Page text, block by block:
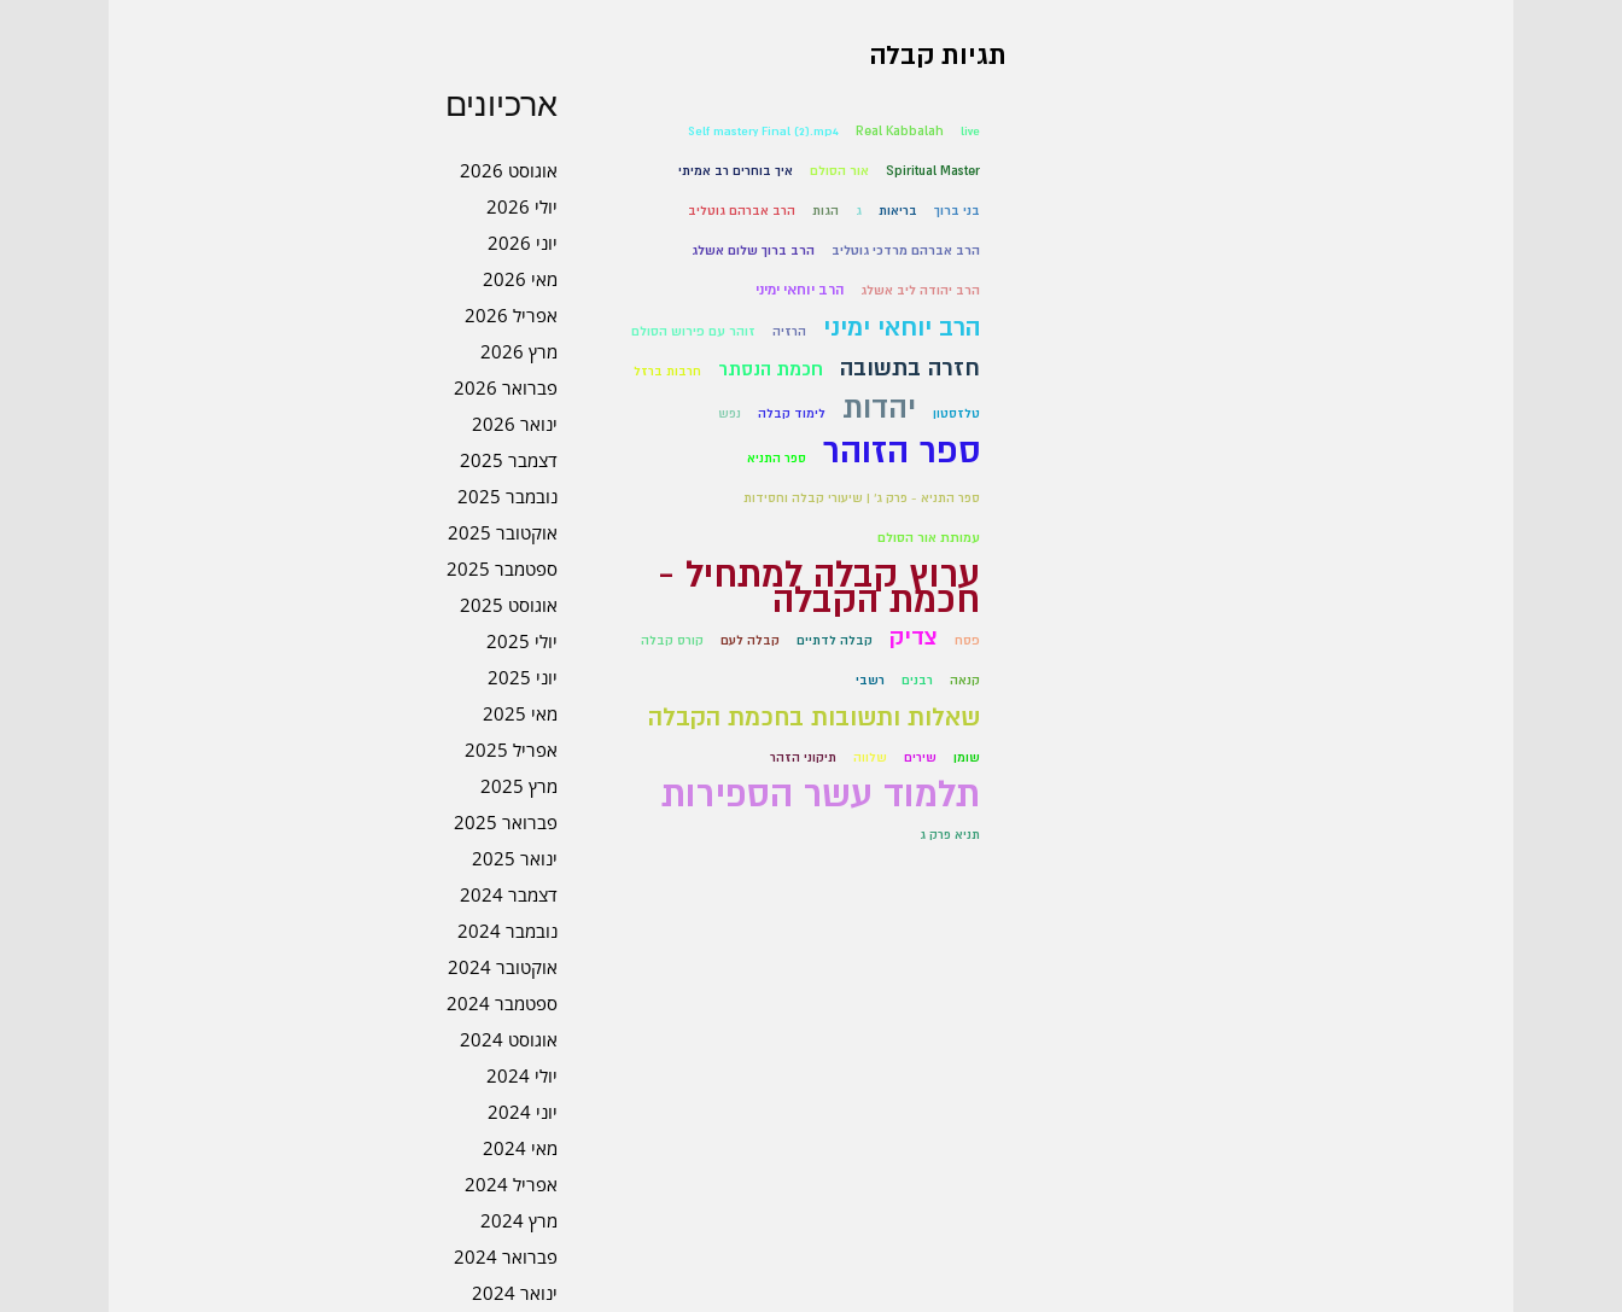
ארכיונים
אוגוסט 2026
יולי 2026
יוני 2026
מאי 2026
אפריל 2026
מרץ 2026
פברואר 2026
ינואר 2026
דצמבר 2025
נובמבר 2025
אוקטובר 2025
ספטמבר 2025
אוגוסט 2025
יולי 2025
יוני 2025
מאי 2025
אפריל 2025
מרץ 2025
פברואר 2025
ינואר 2025
דצמבר 2024
נובמבר 2024
אוקטובר 2024
ספטמבר 2024
אוגוסט 2024
יולי 2024
יוני 2024
מאי 2024
אפריל 2024
מרץ 2024
פברואר 2024
ינואר 2024
תגיות קבלה
live
Real Kabbalah
Self mastery Final (2).mp4
Spiritual Master אור הסולם איך בוחרים רב אמיתי
בני ברוך בריאות ג הגות הרב אברהם גוטליב
הרב אברהם מרדכי גוטליב הרב ברוך שלום אשלג
הרב יהודה ליב אשלג הרב יוחאי ימיני
הרב יוחאי ימיני הרזיה זוהר עם פירוש הסולם
חזרה בתשובה חכמת הנסתר חרבות ברזל
טלזסטון יהדות לימוד קבלה נפש
ספר הזוהר ספר התניא
ספר התניא - פרק ג' | שיעורי קבלה וחסידות
עמותת אור הסולם
ערוץ קבלה למתחיל -
חכמת הקבלה
פסח צדיק קבלה לדתיים קבלה לעם קורס קבלה
קנאה רבנים רשבי
שאלות ותשובות בחכמת הקבלה
שומן שירים שלווה תיקוני הזהר
תלמוד עשר הספירות
תניא פרק ג